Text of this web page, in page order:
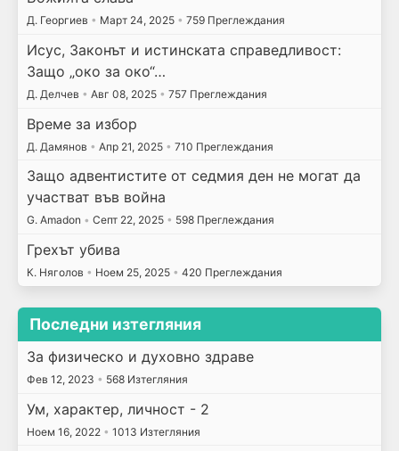
Д. Георгиев • Март 24, 2025 • 759 Преглеждания
Исус, Законът и истинската справедливост:
Защо „око за око“…
Д. Делчев • Авг 08, 2025 • 757 Преглеждания
Време за избор
Д. Дамянов • Апр 21, 2025 • 710 Преглеждания
Защо адвентистите от седмия ден не могат да
участват във война
G. Amadon • Септ 22, 2025 • 598 Преглеждания
Грехът убива
К. Няголов • Ноем 25, 2025 • 420 Преглеждания
Последни изтегляния
За физическо и духовно здраве
Фев 12, 2023 • 568 Изтегляния
Ум, характер, личност - 2
Ноем 16, 2022 • 1013 Изтегляния